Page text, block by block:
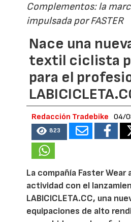
Complementos: la
impulsada por FASTER
Nace una
textil ciclista
para el
Redacción Tradebike 04/
823
La compañía Faster Wear
actividad con el
LABICICLETA.CC, una
equipaciones de alto